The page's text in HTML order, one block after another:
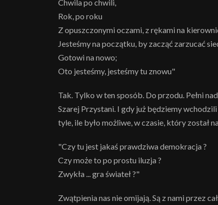
Chwila po chwili,
Rok, po roku
Z opuszczonymi oczami, z rękami na
Jesteśmy na początku, by zacząć zarzucać
Gotowi na nowo;
Oto jesteśmy, jesteśmy tu znowu"
Tak. Tylko w ten sposób. Do przodu. Pełni
Szarej Przystani. I gdy już będziemy
tyle, ile było możliwe, w czasie, który został
"Czy tu jest jakaś prawdziwa demokracja ?
Czy może to po prostu iluzja ?
Zwykła ... gra świateł ?"
Zwątpienia nas nie omijają. Są z nami przez